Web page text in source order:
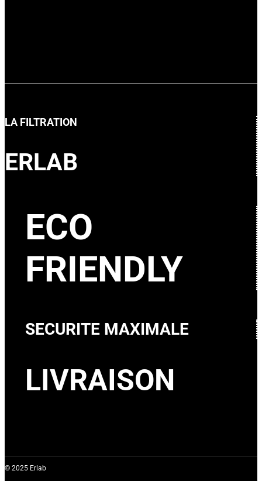
LA FILTRATION
ERLAB
ECO
FRIENDLY
SECURITE MAXIMALE
LIVRAISON
© 2025 Erlab